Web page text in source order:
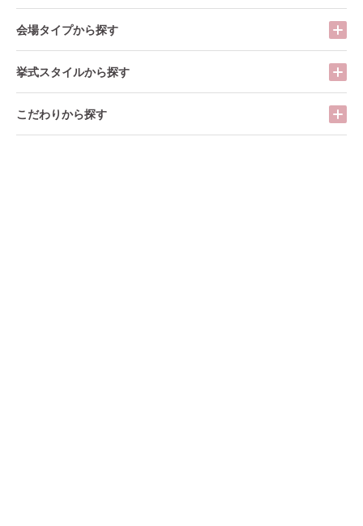
会場タイプから探す
挙式スタイルから探す
こだわりから探す